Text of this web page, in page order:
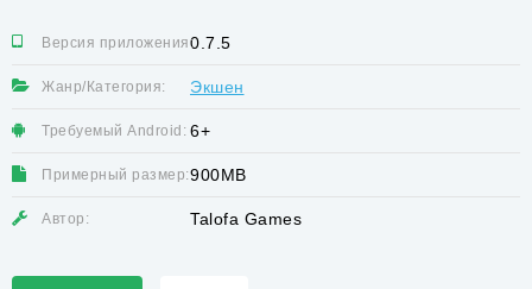
Версия приложения:0.7.5
Жанр/Категория: Экшен
Требуемый Android: 6+
Примерный размер:900MB
Автор: Talofa Games